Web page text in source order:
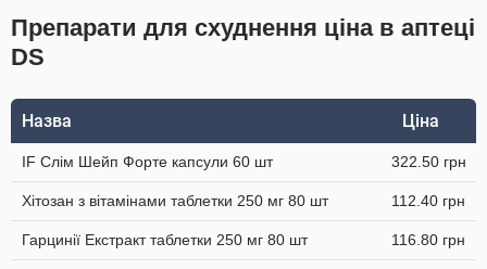
Препарати для схуднення ціна в аптеці
DS
Назва Ціна
IF Слім Шейп Форте капсули 60 шт 322.50 грн
Хітозан з вітамінами таблетки 250 мг 80 шт 112.40 грн
Гарцинії Екстракт таблетки 250 мг 80 шт 116.80 грн